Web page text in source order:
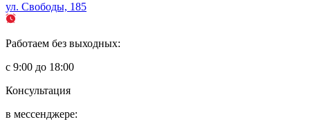
ул. Свободы, 185
Работаем без выходных:
с 9:00 до 18:00
Консультация
в мессенджере: